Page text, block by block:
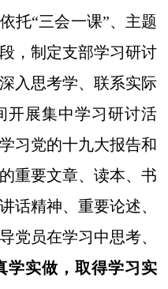
托“三会一课”、主题
，制定支部学习研讨
入思考学、联系实际
开展集中学习研讨活
习党的十九大报告和
重要文章、读本、书
话精神、重要论述、
党员在学习中思考、
学实做，取得学习实